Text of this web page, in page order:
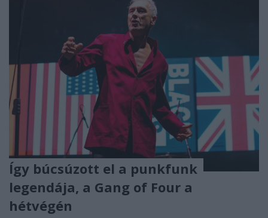
Így búcsúzott el a punkfunk
legendája, a Gang of Four a
hétvégén